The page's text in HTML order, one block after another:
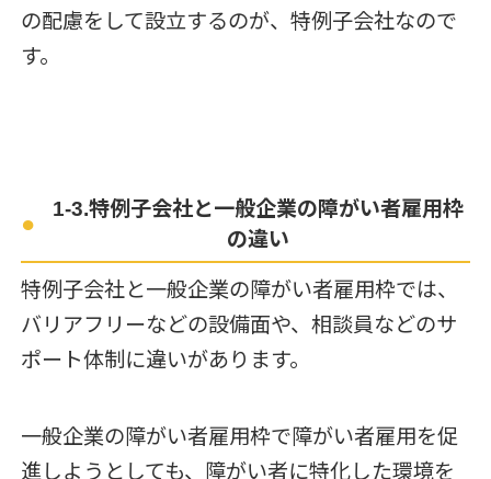
の配慮をして設立するのが、特例子会社なので
す。
1-3.特例子会社と一般企業の障がい者雇用枠
の違い
特例子会社と一般企業の障がい者雇用枠では、
バリアフリーなどの設備面や、相談員などのサ
ポート体制に違いがあります。
一般企業の障がい者雇用枠で障がい者雇用を促
進しようとしても、障がい者に特化した環境を